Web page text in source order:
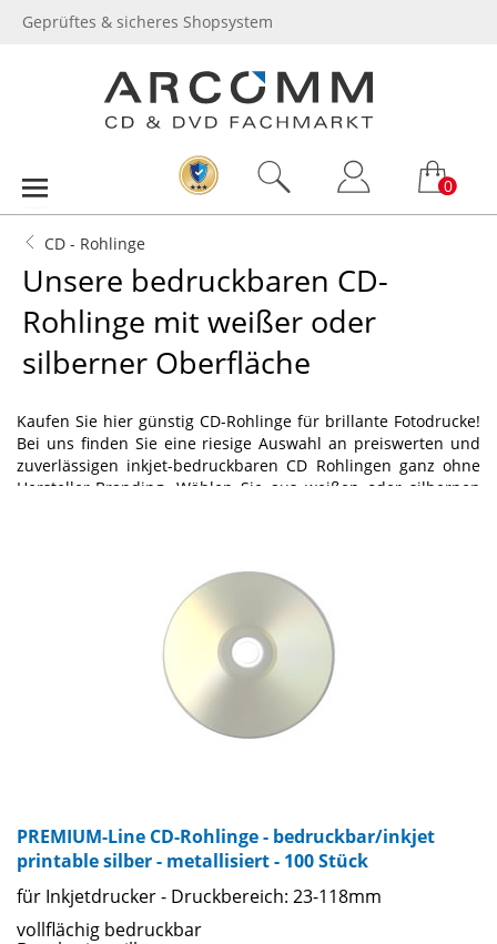
Geprüftes & sicheres Shopsystem
0
CD - Rohlinge
Unsere bedruckbaren CD-
Rohlinge mit weißer oder
silberner Oberfläche
Kaufen Sie hier günstig CD-Rohlinge für brillante Fotodrucke!
Bei uns finden Sie eine riesige Auswahl an preiswerten und
zuverlässigen inkjet-bedruckbaren CD Rohlingen ganz ohne
Hersteller-Branding. Wählen Sie aus weißen oder silbernen
Ein zusätzliches Highlight bieten wir Ihnen mit den
wasserfesten Rohlingen ... perfekter Druck - garantiert ohne
Verwischen oder Verblassen! Für die geprüfte Qualität der
CD-Rohlinge stehen namhafte Markenhersteller wie TAIYO
YUDEN, TDK, VERBATIM u.a.
PREMIUM-Line CD-Rohlinge - bedruckbar/inkjet
printable silber - metallisiert - 100 Stück
für Inkjetdrucker - Druckbereich: 23-118mm
vollflächig bedruckbar